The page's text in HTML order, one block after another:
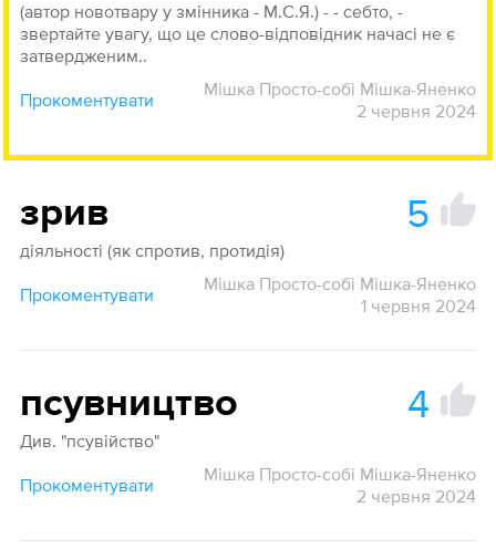
(автор новотвару у змінника - М.С.Я.) - - себто, -
звертайте увагу, що це слово-відповідник начасі не є
затвердженим..
Прокоментувати
Мішка Просто-собі Мішка-Яненко
2 червня 2024
зрив 5
діяльності (як спротив, протидія)
Прокоментувати
Мішка Просто-собі Мішка-Яненко
1 червня 2024
псувництво 4
Див. "псувійство"
Прокоментувати
Мішка Просто-собі Мішка-Яненко
2 червня 2024